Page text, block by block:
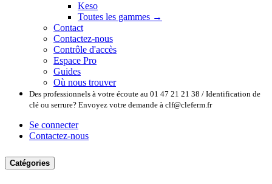
Keso
Toutes les gammes →
Contact
Contactez-nous
Contrôle d'accès
Espace Pro
Guides
Où nous trouver
Des professionnels à votre écoute au 01 47 21 21 38 / Identification de
clé ou serrure? Envoyez votre demande à clf@cleferm.fr
Se connecter
Contactez-nous
Catégories